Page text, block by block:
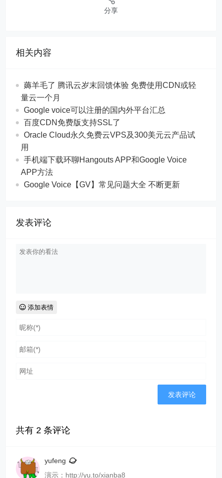
分享
相关内容
薅羊毛了 腾讯云岁末回馈体验 免费使用CDN或轻
量云一个月
Google voice可以注册的国内外平台汇总
百度CDN免费版支持SSL了
Oracle Cloud永久免费云VPS及300美元云产品试
用
手机端下载环聊Hangouts APP和Google Voice
APP方法
Google Voice【GV】常见问题大全 不断更新
发表评论
添加表情
共有2 条评论
yufeng
演示：http://yu.to/xianba8